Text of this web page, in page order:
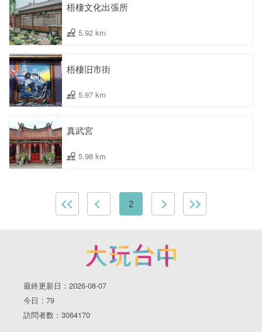
梧棲文化出張所
5.92 km
梧棲旧市街
5.97 km
真武宮
5.98 km
2
最終更新日：2026-08-07
今日：79
訪問者数：3064170